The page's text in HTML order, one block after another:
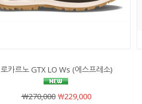
로카르노 GTX LO Ws (에스프레소)
￦270,000￦229,000